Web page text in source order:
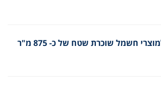
רשת למוצרי חשמל שוכרת שטח של כ- 875 מ"ר